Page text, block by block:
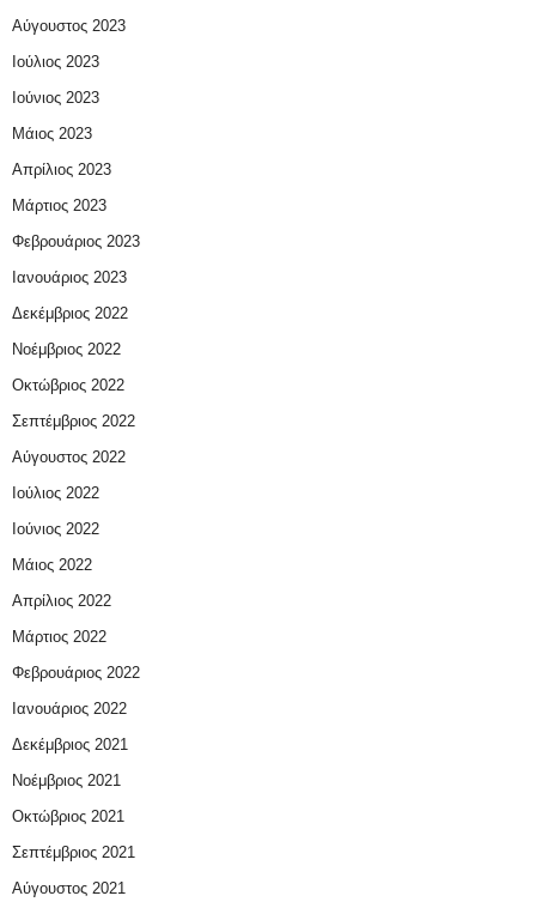
Αύγουστος 2023
Ιούλιος 2023
Ιούνιος 2023
Μάιος 2023
Απρίλιος 2023
Μάρτιος 2023
Φεβρουάριος 2023
Ιανουάριος 2023
Δεκέμβριος 2022
Νοέμβριος 2022
Οκτώβριος 2022
Σεπτέμβριος 2022
Αύγουστος 2022
Ιούλιος 2022
Ιούνιος 2022
Μάιος 2022
Απρίλιος 2022
Μάρτιος 2022
Φεβρουάριος 2022
Ιανουάριος 2022
Δεκέμβριος 2021
Νοέμβριος 2021
Οκτώβριος 2021
Σεπτέμβριος 2021
Αύγουστος 2021